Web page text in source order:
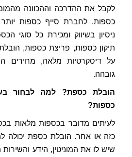
לקבל את ההדרכה וההכוונה
כספות. לחברת סייף כספות
ניסיון בשיווק ומכירת כל סוגי
תיקון כספות, פריצת כספות,
על דיסקרטיות מלאה, מחירים
גובהה.
הובלת כספת? למה לבחור
כספות?
לעיתים מדובר בכספות מלאות
כזה או אחר. הובלת כספת יכולה
שיש לו את המוניטין, הידע והשירות